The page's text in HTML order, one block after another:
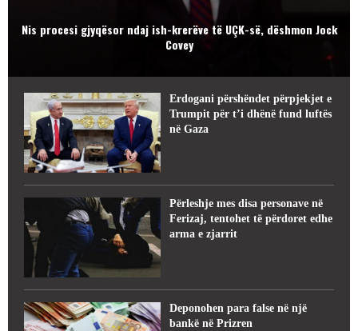
Nis procesi gjyqësor ndaj ish-krerëve të UÇK-së, dëshmon Jock
Covey
Erdogani përshëndet përpjekjet e
Trumpit për t’i dhënë fund luftës
në Gaza
Përleshje mes disa personave në
Ferizaj, tentohet të përdoret edhe
arma e zjarrit
Deponohen para false në një
bankë në Prizren